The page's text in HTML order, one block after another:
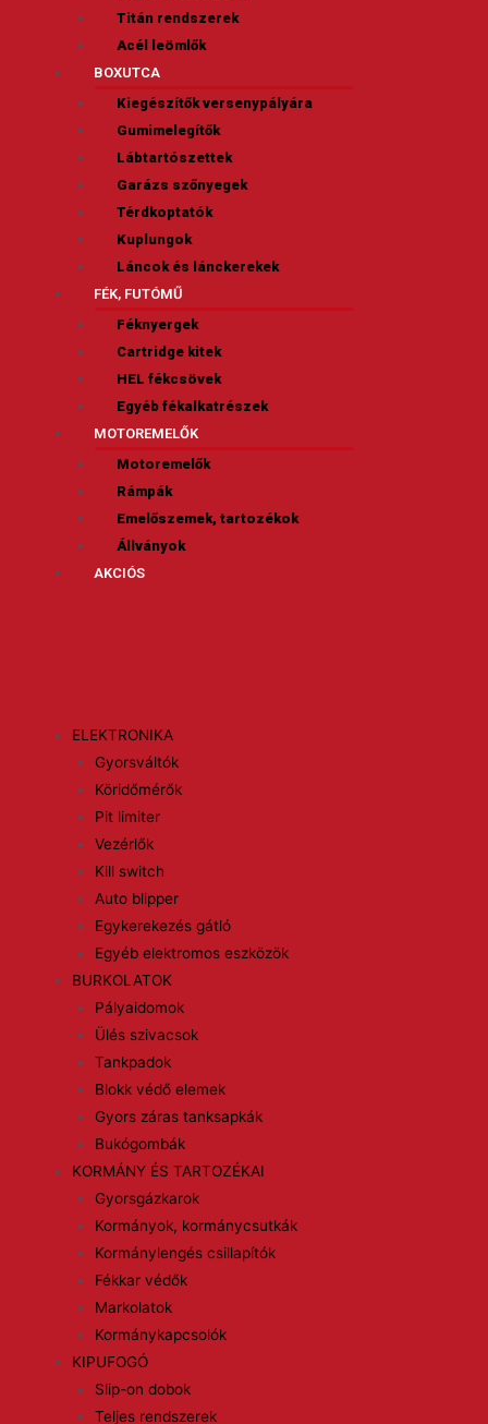
Titán rendszerek
Acél leömlők
BOXUTCA
Kiegészítők versenypályára
Gumimelegítők
Lábtartószettek
Garázs szőnyegek
Térdkoptatók
Kuplungok
Láncok és lánckerekek
FÉK, FUTÓMŰ
Féknyergek
Cartridge kitek
HEL fékcsövek
Egyéb fékalkatrészek
MOTOREMELŐK
Motoremelők
Rámpák
Emelőszemek, tartozékok
Állványok
AKCIÓS
ELEKTRONIKA
Gyorsváltók
Köridőmérők
Pit limiter
Vezérlők
Kill switch
Auto blipper
Egykerekezés gátló
Egyéb elektromos eszközök
BURKOLATOK
Pályaidomok
Ülés szivacsok
Tankpadok
Blokk védő elemek
Gyors záras tanksapkák
Bukógombák
KORMÁNY ÉS TARTOZÉKAI
Gyorsgázkarok
Kormányok, kormánycsutkák
Kormánylengés csillapítók
Fékkar védők
Markolatok
Kormánykapcsolók
KIPUFOGÓ
Slip-on dobok
Teljes rendszerek